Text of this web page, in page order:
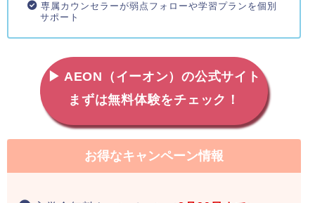
専属カウンセラーが弱点フォローや学習プランを個別
サポート
▶ AEON（イーオン）の公式サイト
まずは無料体験をチェック！
お得なキャンペーン情報